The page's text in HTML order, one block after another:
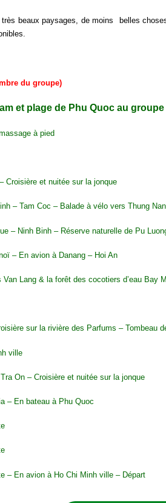
beaux paysages, de moins belles
du groupe)
et plage de Phu Quoc au
à pied
Croisière et nuitée sur la jonque
– Tam Coc – Balade à vélo vers Thung
– Ninh Binh – Réserve naturelle de Pu
– En avion à Danang – Hoi An
Lang & la forêt des cocotiers d’eau Bay
sur la rivière des Parfums – Tombeau
ville
On – Croisière et nuitée sur la jonque
– En bateau à Phu Quoc
– En avion à Ho Chi Minh ville – Départ